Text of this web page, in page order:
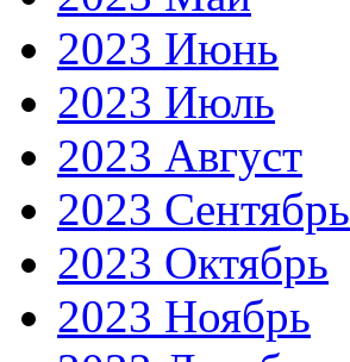
2023 Июнь
2023 Июль
2023 Август
2023 Сентябрь
2023 Октябрь
2023 Ноябрь